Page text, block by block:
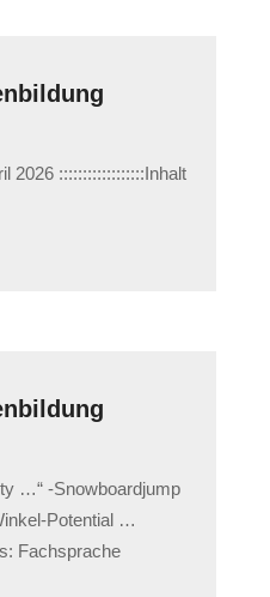
2026 ::::::::::::::::::Inhalt
…“ -Snowboardjump
Potential …
Fachsprache